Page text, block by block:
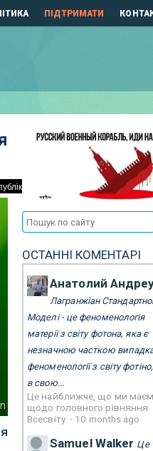
ПІДТРИМАТИ
ОСТАННІ КОМЕНТАРІ
Анатолий
Лагранжіан
Моделі - це феноменологія
матерії з світу фотона, яка є
незначною часткою
феноменології з світу
в свою...
Це найближче, що ми
щодо головного рівняння
Всесвіту · 10 months ago
Samuel Walker Це